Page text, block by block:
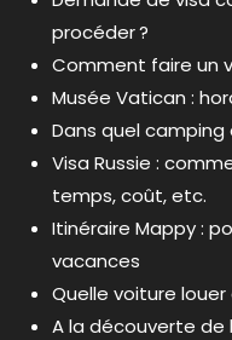
procéder ?
Comment faire un
Musée Vatican :
Dans quel
Visa Russie :
temps, coût, etc.
Itinéraire Mappy :
vacances
Quelle voiture
A la découverte